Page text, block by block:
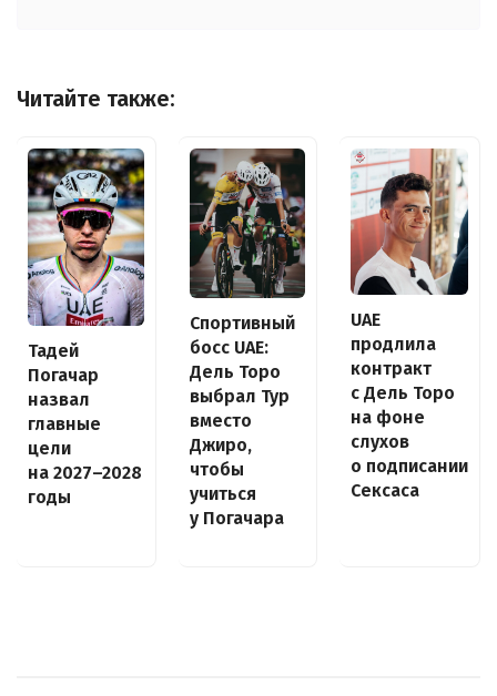
Читайте также:
Тадей
Погачар
назвал
главные
цели
на 2027–2028
годы
Спортивный
босс UAE:
Дель Торо
выбрал Тур
вместо
Джиро,
чтобы
учиться
у Погачара
UAE
продлила
контракт
с Дель Торо
на фоне
слухов
о подписании
Сексаса